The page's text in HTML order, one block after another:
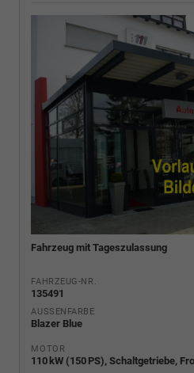
Fahrzeug mit Tageszulassung
FAHRZEUG-NR.
135491
AUSSENFARBE
Blazer Blue
MOTOR
110 kW (150 PS), Schaltgetriebe,